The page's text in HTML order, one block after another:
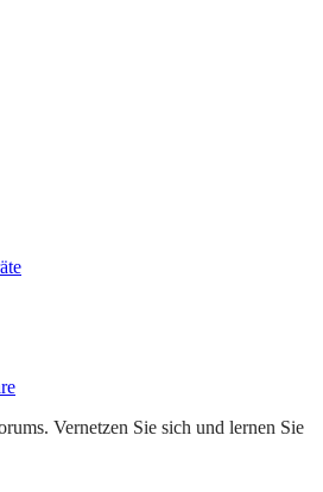
Vernetzen Sie sich und lernen Sie